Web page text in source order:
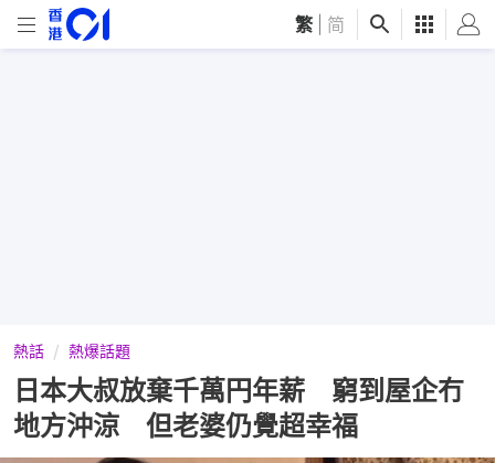
繁 简
熱話 熱爆話題
日本大叔放棄千萬円年薪 窮到屋企冇
地方沖涼 但老婆仍覺超幸福